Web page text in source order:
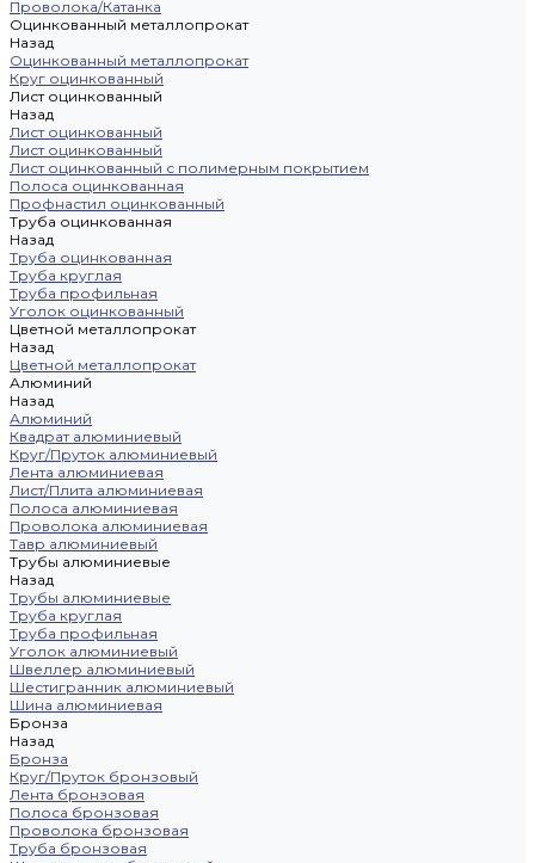
Проволока/Катанка
Оцинкованный металлопрокат
Назад
Оцинкованный металлопрокат
Круг оцинкованный
Лист оцинкованный
Назад
Лист оцинкованный
Лист оцинкованный
Лист оцинкованный с полимерным покрытием
Полоса оцинкованная
Профнастил оцинкованный
Труба оцинкованная
Назад
Труба оцинкованная
Труба круглая
Труба профильная
Уголок оцинкованный
Цветной металлопрокат
Назад
Цветной металлопрокат
Алюминий
Назад
Алюминий
Квадрат алюминиевый
Круг/Пруток алюминиевый
Лента алюминиевая
Лист/Плита алюминиевая
Полоса алюминиевая
Проволока алюминиевая
Тавр алюминиевый
Трубы алюминиевые
Назад
Трубы алюминиевые
Труба круглая
Труба профильная
Уголок алюминиевый
Швеллер алюминиевый
Шестигранник алюминиевый
Шина алюминиевая
Бронза
Назад
Бронза
Круг/Пруток бронзовый
Лента бронзовая
Полоса бронзовая
Проволока бронзовая
Труба бронзовая